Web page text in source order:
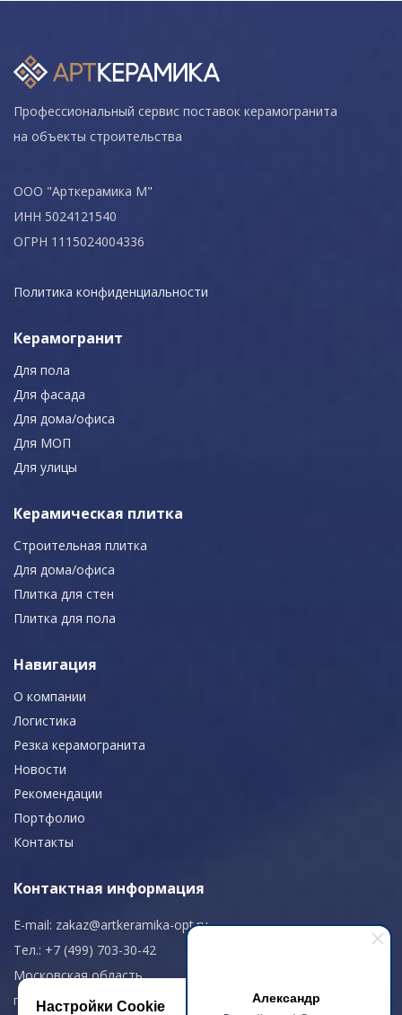
Александр
Профессиональный сервис поставок керамогранита
на объекты строительства
ООО "Арткерамика М"
ИНН 5024121540
ОГРН 1115024004336
Политика конфиденциальности
Керамогранит
Для пола
Для фасада
Для дома/офиса
Для МОП
Для улицы
Керамическая плитка
Строительная плитка
Для дома/офиса
Плитка для стен
Плитка для пола
Навигация
О компании
Логистика
Резка керамогранита
Новости
Рекомендации
Портфолио
Контакты
Контактная информация
E-mail: zakaz@artkeramika-opt.ru
Тел.: +7 (499) 703-30-42
Московская область,
г. Красногорск
Настройки Cookie